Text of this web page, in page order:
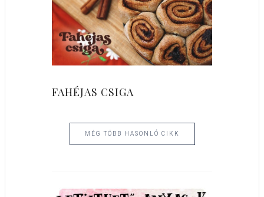
FAHÉJAS CSIGA
MÉG TÖBB HASONLÓ CIKK